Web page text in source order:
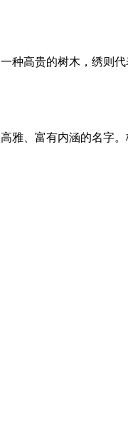
种高贵的树木，绣则
雅、富有内涵的名字